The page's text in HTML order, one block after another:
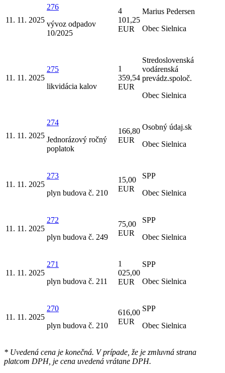
11. 11. 2025
276
vývoz odpadov
10/2025
4
101,25
EUR
Marius Pedersen
Obec Sielnica
11. 11. 2025
275
likvidácia kalov
1
359,54
EUR
Stredoslovenská
vodárenská
prevádz.spoloč.
Obec Sielnica
11. 11. 2025
274
Jednorázový ročný
poplatok
166,80
EUR
Osobný údaj.sk
Obec Sielnica
11. 11. 2025
273
plyn budova č. 210
15,00
EUR
SPP
Obec Sielnica
11. 11. 2025
272
plyn budova č. 249
75,00
EUR
SPP
Obec Sielnica
11. 11. 2025
271
plyn budova č. 211
1
025,00
EUR
SPP
Obec Sielnica
11. 11. 2025
270
plyn budova č. 210
616,00
EUR
SPP
Obec Sielnica
* Uvedená cena je konečná. V prípade, že je zmluvná strana
platcom DPH, je cena uvedená vrátane DPH.